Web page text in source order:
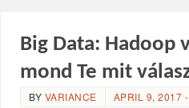
Big Data: Hadoop
mond Te mit
BY VARIANCE
APRIL 9, 2017